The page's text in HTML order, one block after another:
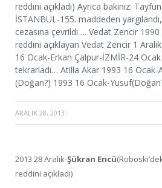
reddini açıkladı) Ayrıca bakınız:
İSTANBUL-155. maddeden
cezasına çevrildi…. Vedat Zencir 1990
reddini açıklayan Vedat Zencir 1
16 Ocak-Erkan Çalpur-İZMİR-24 Ocak
tekrarladı… Atilla Akar 1993 16
(Doğan?) 1993 16 Ocak-
ARALIK 28, 2013 ·
2013 28 Aralık-Şükran Encü
reddini açıkladı)